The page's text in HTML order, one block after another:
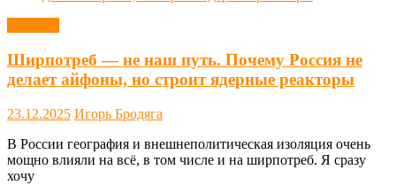
Ширпотреб — не наш путь. Почему Россия не
делает айфоны, но строит ядерные реакторы
23.12.2025 Игорь Бродяга
В России география и внешнеполитическая изоляция очень
мощно влияли на всё, в том числе и на ширпотреб. Я сразу
хочу